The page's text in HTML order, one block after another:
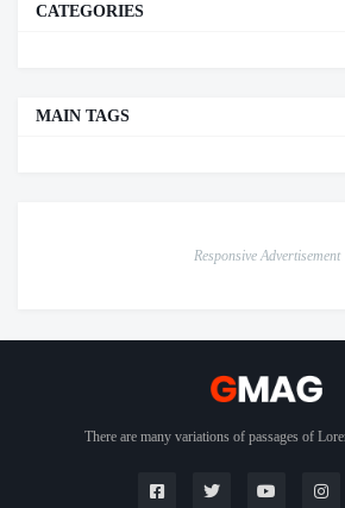
CATEGORIES
MAIN TAGS
Responsive Advertisement
There are many variations of passages of